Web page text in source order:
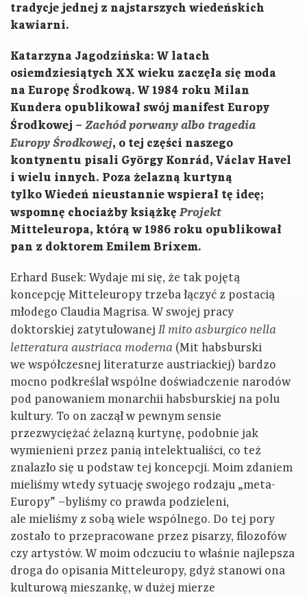
tradycje jednej z najstarszych wiedeńskich
kawiarni.
Katarzyna Jagodzińska: W latach
osiemdziesiątych XX wieku zaczęła się moda
na Europę Środkową. W 1984 roku Milan
Kundera opublikował swój manifest Europy
Środkowej – Zachód porwany albo tragedia
Europy Środkowej, o tej części naszego
kontynentu pisali György Konrád, Václav Havel
i wielu innych. Poza żelazną kurtyną
tylko Wiedeń nieustannie wspierał tę ideę;
wspomnę chociażby książkę Projekt
Mitteleuropa, którą w 1986 roku opublikował
pan z doktorem Emilem Brixem.
Erhard Busek: Wydaje mi się, że tak pojętą
koncepcję Mitteleuropy trzeba łączyć z postacią
młodego Claudia Magrisa. W swojej pracy
doktorskiej zatytułowanej Il mito asburgico nella
letteratura austriaca moderna (Mit habsburski
we współczesnej literaturze austriackiej) bardzo
mocno podkreślał wspólne doświadczenie narodów
pod panowaniem monarchii habsburskiej na polu
kultury. To on zaczął w pewnym sensie
przezwyciężać żelazną kurtynę, podobnie jak
wymienieni przez panią intelektualiści, co też
znalazło się u podstaw tej koncepcji. Moim zdaniem
mieliśmy wtedy sytuację swojego rodzaju „meta-
Europy” –byliśmy co prawda podzieleni,
ale mieliśmy z sobą wiele wspólnego. Do tej pory
zostało to przepracowane przez pisarzy, filozofów
czy artystów. W moim odczuciu to właśnie najlepsza
droga do opisania Mitteleuropy, gdyż stanowi ona
kulturową mieszankę, w dużej mierze